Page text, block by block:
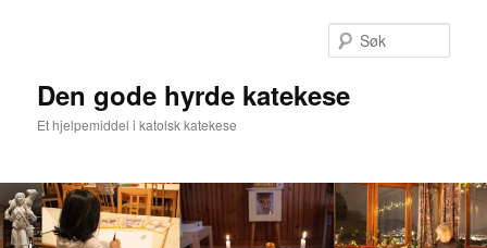
Den gode hyrde katekese
Et hjelpemiddel i katolsk katekese